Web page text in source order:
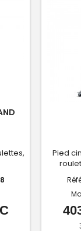
Pied